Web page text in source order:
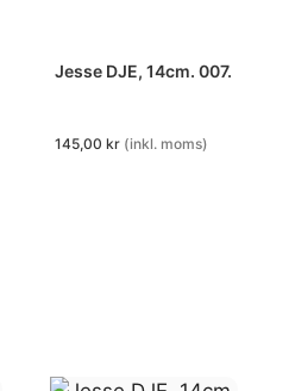
Jesse DJE, 14cm. 007.
145,00 kr (inkl. moms)